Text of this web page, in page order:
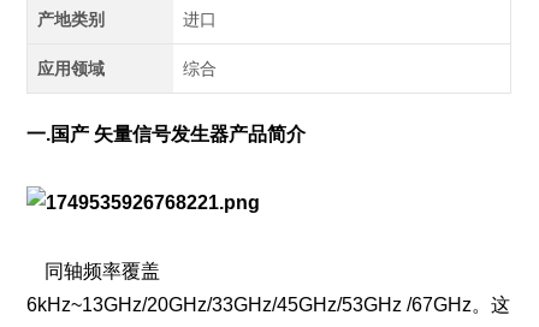
产地类别 进口
应用领域 综合
一.国产 矢量信号发生器产品简介
同轴频率覆盖
6kHz~13GHz/20GHz/33GHz/45GHz/53GHz /67GHz。这